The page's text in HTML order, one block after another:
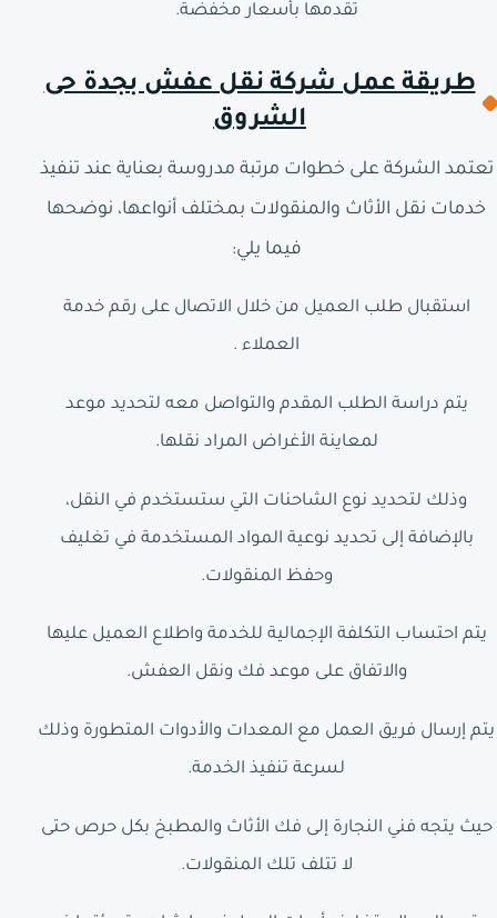
تقدمها بأسعار مخفضة.
طريقة عمل شركة نقل عفش بجدة حى
الشروق
تعتمد الشركة على خطوات مرتبة مدروسة بعناية عند تنفيذ
خدمات نقل الأثاث والمنقولات بمختلف أنواعها، نوضحها
فيما يلي:
استقبال طلب العميل من خلال الاتصال على رقم خدمة
العملاء .
يتم دراسة الطلب المقدم والتواصل معه لتحديد موعد
لمعاينة الأغراض المراد نقلها.
وذلك لتحديد نوع الشاحنات التي ستستخدم في النقل،
بالإضافة إلى تحديد نوعية المواد المستخدمة في تغليف
وحفظ المنقولات.
يتم احتساب التكلفة الإجمالية للخدمة واطلاع العميل عليها
والاتفاق على موعد فك ونقل العفش.
يتم إرسال فريق العمل مع المعدات والأدوات المتطورة وذلك
لسرعة تنفيذ الخدمة.
حيث يتجه فني النجارة إلى فك الأثاث والمطبخ بكل حرص حتى
لا تتلف تلك المنقولات.